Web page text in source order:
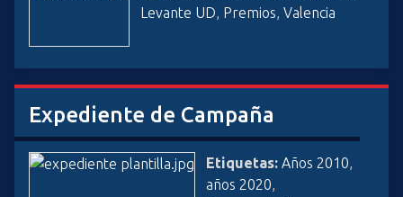
Levante UD, Premios, Valencia
Expediente de Campaña
Etiquetas: Años 2010,
años 2020,